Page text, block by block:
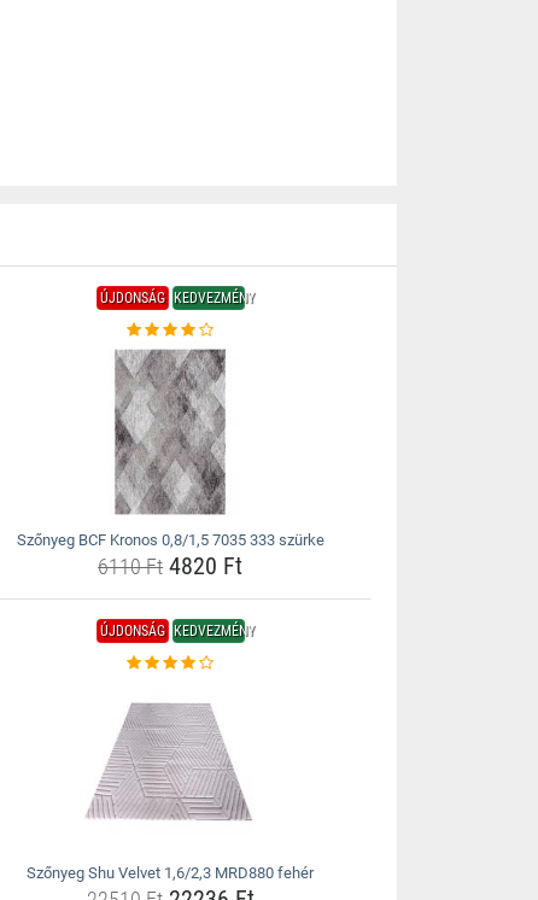
ÚJDONSÁG KEDVEZMÉNY
Szőnyeg BCF Kronos 0,8/1,5 7035 333 szürke
6110 Ft 4820 Ft
ÚJDONSÁG KEDVEZMÉNY
Szőnyeg Shu Velvet 1,6/2,3 MRD880 fehér